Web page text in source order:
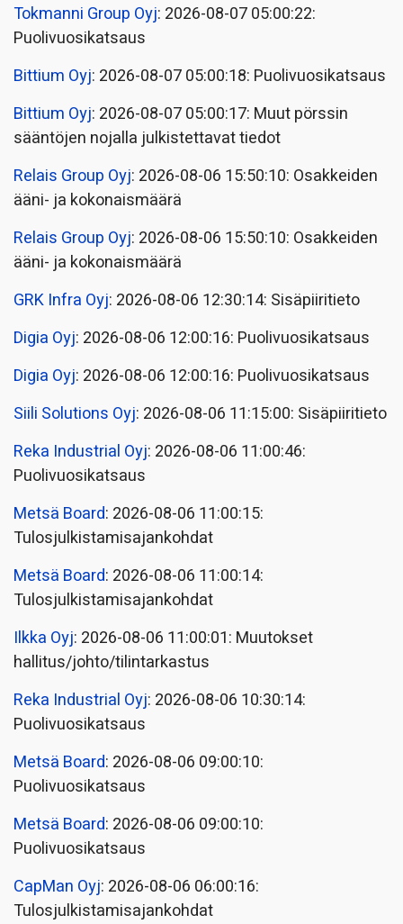
Tokmanni Group Oyj: 2026-08-07 05:00:22:
Puolivuosikatsaus
Bittium Oyj: 2026-08-07 05:00:18: Puolivuosikatsaus
Bittium Oyj: 2026-08-07 05:00:17: Muut pörssin
sääntöjen nojalla julkistettavat tiedot
Relais Group Oyj: 2026-08-06 15:50:10: Osakkeiden
ääni- ja kokonaismäärä
Relais Group Oyj: 2026-08-06 15:50:10: Osakkeiden
ääni- ja kokonaismäärä
GRK Infra Oyj: 2026-08-06 12:30:14: Sisäpiiritieto
Digia Oyj: 2026-08-06 12:00:16: Puolivuosikatsaus
Digia Oyj: 2026-08-06 12:00:16: Puolivuosikatsaus
Siili Solutions Oyj: 2026-08-06 11:15:00: Sisäpiiritieto
Reka Industrial Oyj: 2026-08-06 11:00:46:
Puolivuosikatsaus
Metsä Board: 2026-08-06 11:00:15:
Tulosjulkistamisajankohdat
Metsä Board: 2026-08-06 11:00:14:
Tulosjulkistamisajankohdat
Ilkka Oyj: 2026-08-06 11:00:01: Muutokset
hallitus/johto/tilintarkastus
Reka Industrial Oyj: 2026-08-06 10:30:14:
Puolivuosikatsaus
Metsä Board: 2026-08-06 09:00:10:
Puolivuosikatsaus
Metsä Board: 2026-08-06 09:00:10:
Puolivuosikatsaus
CapMan Oyj: 2026-08-06 06:00:16:
Tulosjulkistamisajankohdat